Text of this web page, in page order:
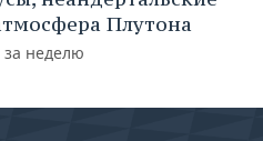
Плутона
за неделю